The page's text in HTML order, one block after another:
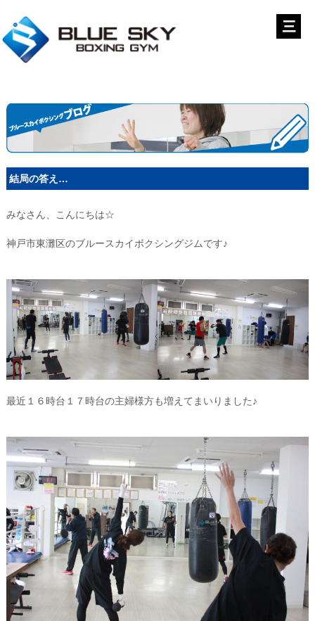
結局の答え…
みなさん、こんにちは☆
神戸市東灘区のブルースカイボクシングジムです♪
最近１６時台１７時台の主婦様方も増えてまいりました♪